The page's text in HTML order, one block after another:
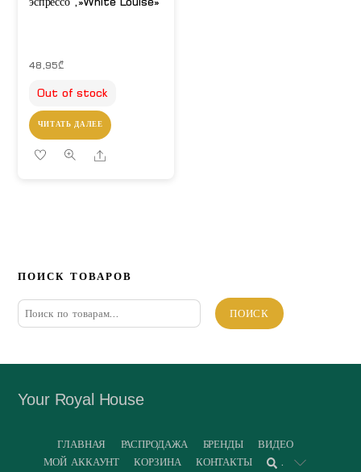
48,95₾
Out of stock
ЧИТАТЬ ДАЛЕЕ
Share
ПОИСК ТОВАРОВ
Искать:
ПОИСК
Your Royal House
ГЛАВНАЯ РАСПРОДАЖА БРЕНДЫ
ВИДЕО
МОЙ АККАУНТ
КОРЗИНА КОНТАКТЫ .